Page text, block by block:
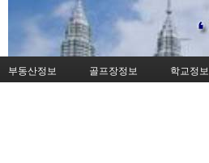
부동산정보 골프장정보 학교정보